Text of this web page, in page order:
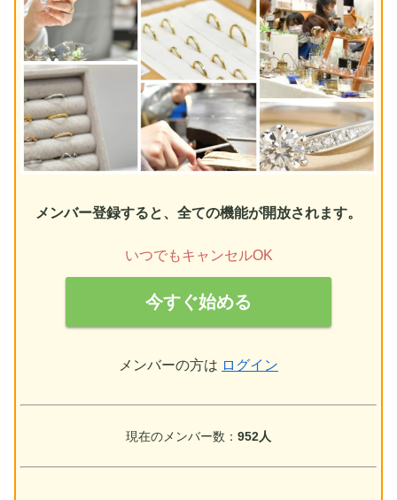
メンバー登録すると、全ての機能が開放されます。
いつでもキャンセルOK
今すぐ始める
メンバーの方は ログイン
現在のメンバー数： 952人